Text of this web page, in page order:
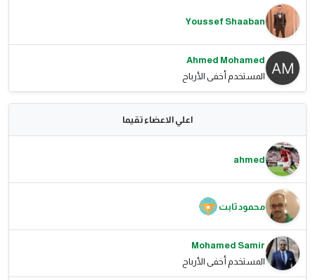
Youssef Shaaban
Ahmed Mohamed
المستخدم أخفى الأرباح
اعلي الاعضاء تقيما
ahmed
محمود ثابت
Mohamed Samir
المستخدم أخفى الأرباح